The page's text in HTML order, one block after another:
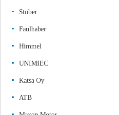
Stöber
Faulhaber
Himmel
UNIMIEC
Katsa Oy
ATB